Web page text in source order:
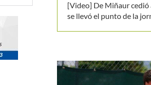
[Video] De Miñaur
se llevó el punto de la